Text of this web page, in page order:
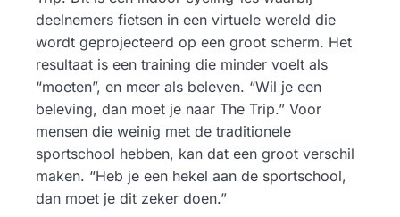
deelnemers fietsen in een virtuele wereld die
wordt geprojecteerd op een groot scherm. Het
resultaat is een training die minder voelt als
“moeten”, en meer als beleven. “Wil je een
beleving, dan moet je naar The Trip.” Voor
mensen die weinig met de traditionele
sportschool hebben, kan dat een groot verschil
maken. “Heb je een hekel aan de sportschool,
dan moet je dit zeker doen.”